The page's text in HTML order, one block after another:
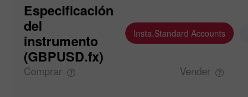
Especificación
del
instrumento
(GBPUSD.fx)
Insta.Standard Accounts
Comprar Vender